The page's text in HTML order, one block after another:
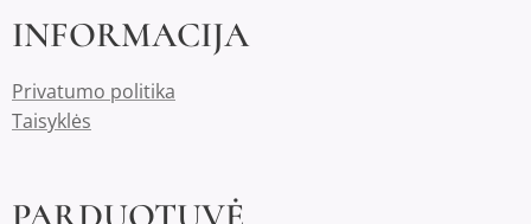
INFORMACIJA
Privatumo politika
Taisyklės